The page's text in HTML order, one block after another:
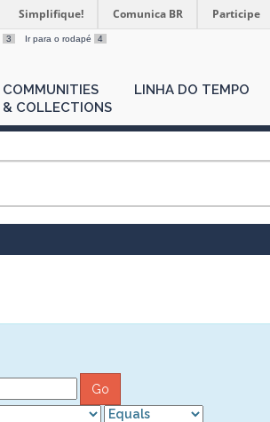
Simplifique! Comunica BR Participe
3 Ir para o rodapé 4
COMMUNITIES
& COLLECTIONS
LINHA DO TEMPO